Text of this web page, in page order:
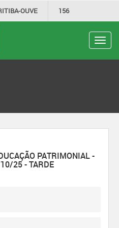
OUVE 156
SECRETARIAS
PATRIMONIAL -
25 - TARDE